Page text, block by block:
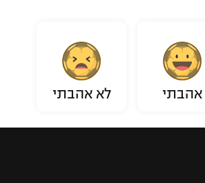
אהבתי לא אהבתי